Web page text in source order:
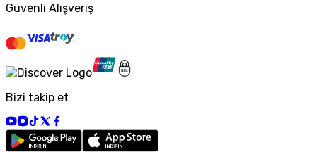
Güvenli Alışveriş
Bizi takip et